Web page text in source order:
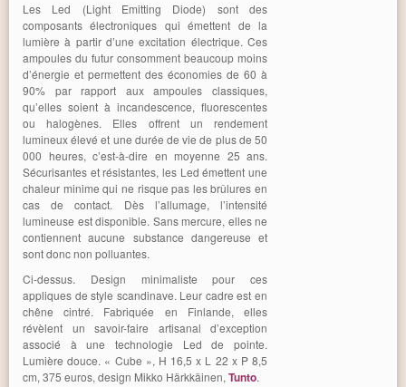
Les Led (Light Emitting Diode) sont des
composants électroniques qui émettent de la
lumière à partir d’une excitation électrique. Ces
ampoules du futur consomment beaucoup moins
d’énergie et permettent des économies de 60 à
90% par rapport aux ampoules classiques,
qu’elles soient à incandescence, fluorescentes
ou halogènes. Elles offrent un rendement
lumineux élevé et une durée de vie de plus de 50
000 heures, c’est-à-dire en moyenne 25 ans.
Sécurisantes et résistantes, les Led émettent une
chaleur minime qui ne risque pas les brûlures en
cas de contact. Dès l’allumage, l’intensité
lumineuse est disponible. Sans mercure, elles ne
contiennent aucune substance dangereuse et
sont donc non polluantes.
Ci-dessus. Design minimaliste pour ces
appliques de style scandinave. Leur cadre est en
chêne cintré. Fabriquée en Finlande, elles
révèlent un savoir-faire artisanal d’exception
associé à une technologie Led de pointe.
Lumière douce. « Cube », H 16,5 x L 22 x P 8,5
cm, 375 euros, design Mikko Härkkäinen, Tunto.